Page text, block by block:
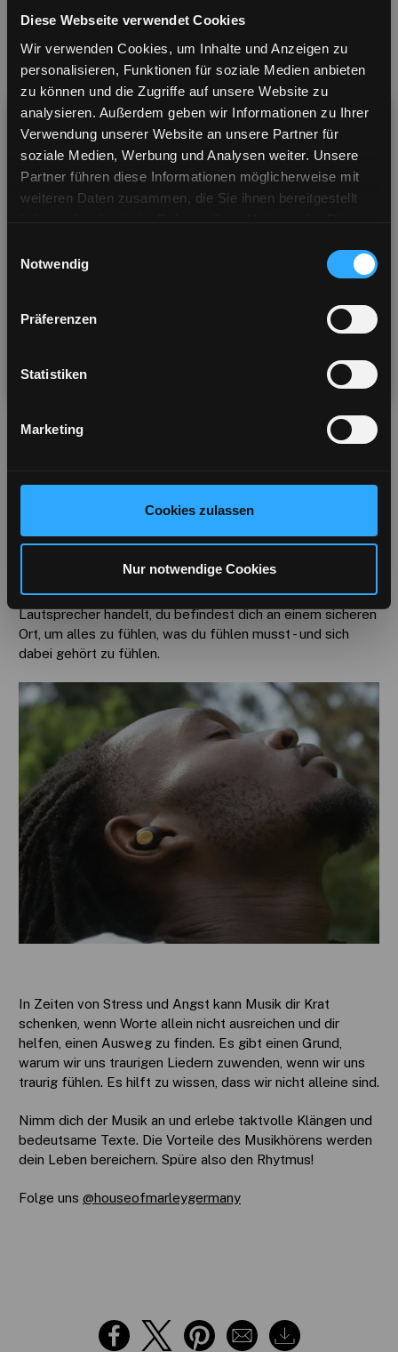
Diese Webseite verwendet Cookies
Wir verwenden Cookies, um Inhalte und Anzeigen zu
personalisieren, Funktionen für soziale Medien anbieten
zu können und die Zugriffe auf unsere Website zu
analysieren. Außerdem geben wir Informationen zu Ihrer
Verwendung unserer Website an unsere Partner für
soziale Medien, Werbung und Analysen weiter. Unsere
Partner führen diese Informationen möglicherweise mit
weiteren Daten zusammen, die Sie ihnen bereitgestellt
Notwendig
Präferenzen
Statistiken
Marketing
Cookies zulassen
Nur notwendige Cookies
Nostalgie, wenn du dieses eine Lied hörst (danke Spotify
reagieren auf Musik - sie sind tief miteinander verbunden.
Sie spielen oft in einigen der wichtigsten Momente des
die emotionale Erfahrung dieses Songs - für immer. Das
bedeutet, dass jedes Mal, wenn du diesen einen Song
Die richtige Musik zur richtigen Zeit kann eine
und sich wieder mit ihnen zu verbinden. Egal, ob es sich um
umweltfreundliche Kopfhörer oder Bluetooth-
Lautsprecher handelt, du befindest dich an einem sicheren
Ort, um alles zu fühlen, was du fühlen musst - und sich
dabei gehört zu fühlen.
In Zeiten von Stress und Angst kann Musik dir Krat
schenken, wenn Worte allein nicht ausreichen und dir
helfen, einen Ausweg zu finden. Es gibt einen Grund,
warum wir uns traurigen Liedern zuwenden, wenn wir uns
traurig fühlen. Es hilft zu wissen, dass wir nicht alleine sind.
Nimm dich der Musik an und erlebe taktvolle Klängen und
bedeutsame Texte. Die Vorteile des Musikhörens werden
dein Leben bereichern. Spüre also den Rhytmus!
Folge uns @houseofmarleygermany
for a better shopping experience & shipping